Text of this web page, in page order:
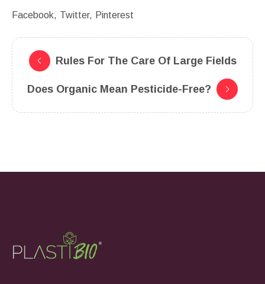
Facebook Twitter Pinterest
Rules For The Care Of Large Fields
Does Organic Mean Pesticide-Free?